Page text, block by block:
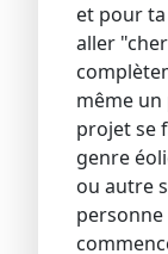
et pour
aller
même
projet se
genre
ou autre